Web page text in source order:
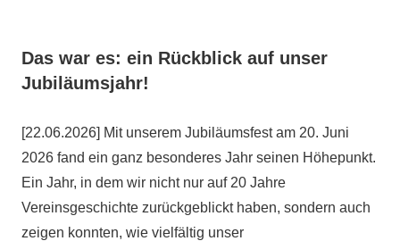
Das war es: ein Rückblick auf unser
Jubiläumsjahr!
[22.06.2026] Mit unserem Jubiläumsfest am 20. Juni
2026 fand ein ganz besonderes Jahr seinen Höhepunkt.
Ein Jahr, in dem wir nicht nur auf 20 Jahre
Vereinsgeschichte zurückgeblickt haben, sondern auch
zeigen konnten, wie vielfältig unser